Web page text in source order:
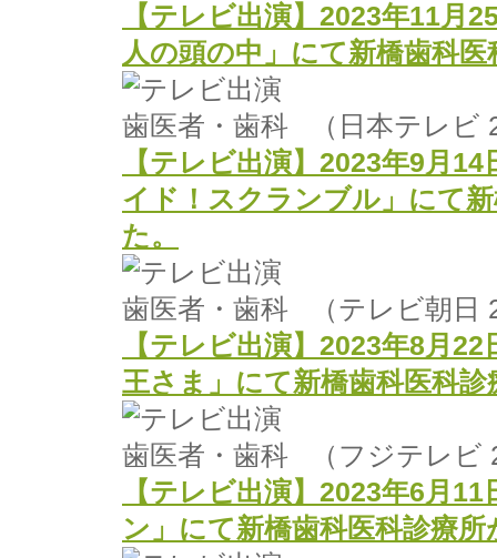
【テレビ出演】2023年11月
人の頭の中」にて新橋歯科
（日本テレビ
【テレビ出演】2023年9月
イド！スクランブル」にて
た。
（テレビ朝日
【テレビ出演】2023年8月
王さま」にて新橋歯科医科
（フジテレビ
【テレビ出演】2023年6月
ン」にて新橋歯科医科診療